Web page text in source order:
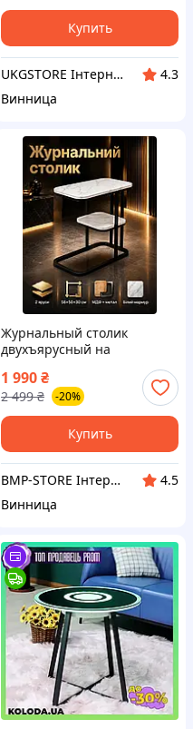
Купить
UKGSTORE Інтернет магазин
4.3
Винница
Журнальный столик
двухъярусный на
металлическом основании
прямоугольный МДФ
58х50х30 см
1 990₴
2 499 ₴ -20%
Купить
BMP-STORE Інтернет магазин
4.5
Винница